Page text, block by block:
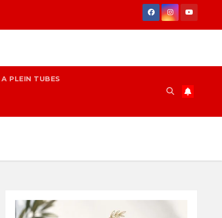
A PLEIN TUBES